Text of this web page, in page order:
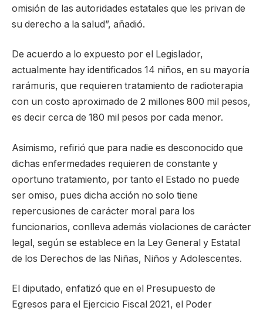
omisión de las autoridades estatales que les privan de
su derecho a la salud”, añadió.
De acuerdo a lo expuesto por el Legislador,
actualmente hay identificados 14 niños, en su mayoría
rarámuris, que requieren tratamiento de radioterapia
con un costo aproximado de 2 millones 800 mil pesos,
es decir cerca de 180 mil pesos por cada menor.
Asimismo, refirió que para nadie es desconocido que
dichas enfermedades requieren de constante y
oportuno tratamiento, por tanto el Estado no puede
ser omiso, pues dicha acción no solo tiene
repercusiones de carácter moral para los
funcionarios, conlleva además violaciones de carácter
legal, según se establece en la Ley General y Estatal
de los Derechos de las Niñas, Niños y Adolescentes.
El diputado, enfatizó que en el Presupuesto de
Egresos para el Ejercicio Fiscal 2021, el Poder